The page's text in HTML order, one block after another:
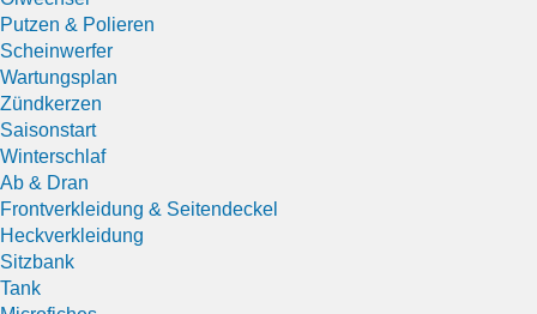
Putzen & Polieren
Scheinwerfer
Wartungsplan
Zündkerzen
Saisonstart
Winterschlaf
Ab & Dran
Frontverkleidung & Seitendeckel
Heckverkleidung
Sitzbank
Tank